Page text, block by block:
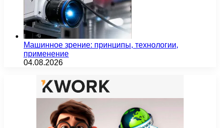
Машинное зрение: принципы, технологии,
применение
04.08.2026